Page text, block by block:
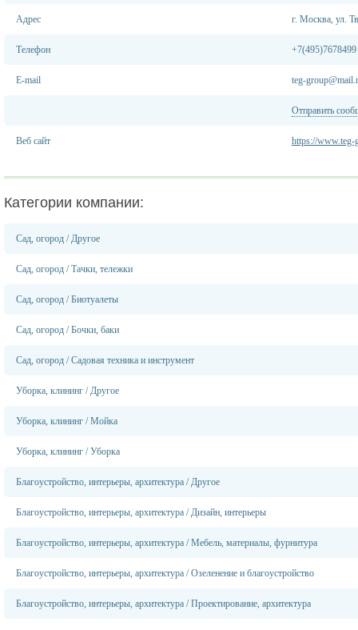
Адрес г. Москва, ул.
Телефон +7(495)7678499
E-mail teg-
Отправить
Веб сайт https://www.teg-
Категории компании:
Сад, огород /Другое
Сад, огород /Тачки, тележки
Сад, огород /Биотуалеты
Сад, огород /Бочки, баки
Сад, огород /Садовая техника и инструмент
Уборка, клининг /Другое
Уборка, клининг /Мойка
Уборка, клининг /Уборка
Благоустройство, интерьеры, архитектура /Другое
Благоустройство, интерьеры, архитектура /Дизайн, интерьеры
Благоустройство, интерьеры, архитектура /Мебель, материалы, фурнитура
Благоустройство, интерьеры, архитектура /Озеленение и благоустройство
Благоустройство, интерьеры, архитектура /Проектирование, архитектура